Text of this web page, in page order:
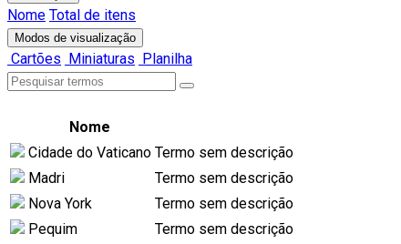
Nome Total de itens
Modos de visualização
Cartões Miniaturas Planilha
Nome
Cidade do Vaticano Termo sem descrição
Madri
Termo sem descrição
Nova York
Termo sem descrição
Pequim
Termo sem descrição